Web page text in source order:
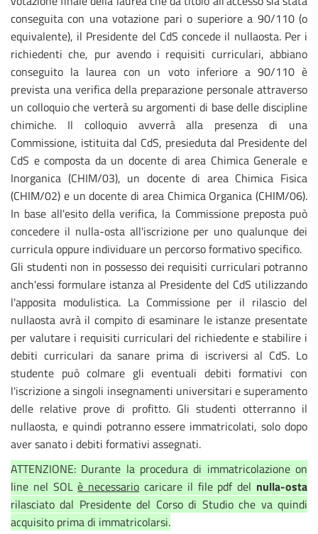
conseguita con una votazione pari o superiore a 90/110 (o
equivalente), il Presidente del CdS concede il nullaosta. Per i
richiedenti che, pur avendo i requisiti curriculari, abbiano
conseguito la laurea con un voto inferiore a 90/110 è
prevista una verifica della preparazione personale attraverso
un colloquio che verterà su argomenti di base delle discipline
chimiche. Il colloquio avverrà alla presenza di una
Commissione, istituita dal CdS, presieduta dal Presidente del
CdS e composta da un docente di area Chimica Generale e
Inorganica (CHIM/03), un docente di area Chimica Fisica
(CHIM/02) e un docente di area Chimica Organica (CHIM/06).
In base all'esito della verifica, la Commissione preposta può
concedere il nulla-osta all'iscrizione per uno qualunque dei
curricula oppure individuare un percorso formativo specifico.
Gli studenti non in possesso dei requisiti curriculari potranno
anch'essi formulare istanza al Presidente del CdS utilizzando
l'apposita modulistica. La Commissione per il rilascio del
nullaosta avrà il compito di esaminare le istanze presentate
per valutare i requisiti curriculari del richiedente e stabilire i
debiti curriculari da sanare prima di iscriversi al CdS. Lo
studente può colmare gli eventuali debiti formativi con
l'iscrizione a singoli insegnamenti universitari e superamento
delle relative prove di profitto. Gli studenti otterranno il
nullaosta, e quindi potranno essere immatricolati, solo dopo
aver sanato i debiti formativi assegnati.
ATTENZIONE: Durante la procedura di immatricolazione on
line nel SOLè necessario caricare il file pdf del nulla-osta
rilasciato dal Presidente del Corso di Studio che va quindi
acquisito prima di immatricolarsi.